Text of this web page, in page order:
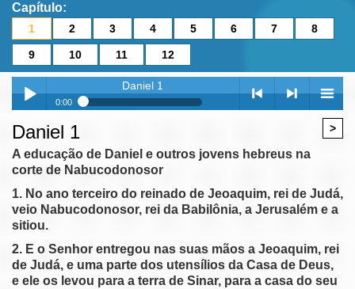
Capítulo:
1 2 3 4 5 6 7 8
9 10 11 12
Play /
pause
Daniel 1
0:00
previous
menu
Daniel 1
Daniel 2
Daniel 3
Daniel 4
Daniel 5
Daniel 7
Daniel 8
>
Daniel 1
A educação de Daniel e outros jovens hebreus na
corte de Nabucodonosor
1. No ano terceiro do reinado de Jeoaquim, rei de Judá,
veio Nabucodonosor, rei da Babilônia, a Jerusalém e a
sitiou.
2. E o Senhor entregou nas suas mãos a Jeoaquim, rei
de Judá, e uma parte dos utensílios da Casa de Deus,
e ele os levou para a terra de Sinar, para a casa do seu